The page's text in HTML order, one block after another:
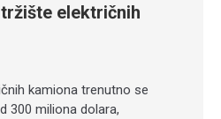
električnih
kamiona trenutno se
300 miliona dolara,